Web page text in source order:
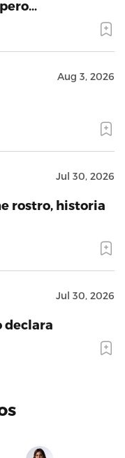
Aug 3, 2026
Jul 30, 2026
rostro, historia
Jul 30, 2026
declara